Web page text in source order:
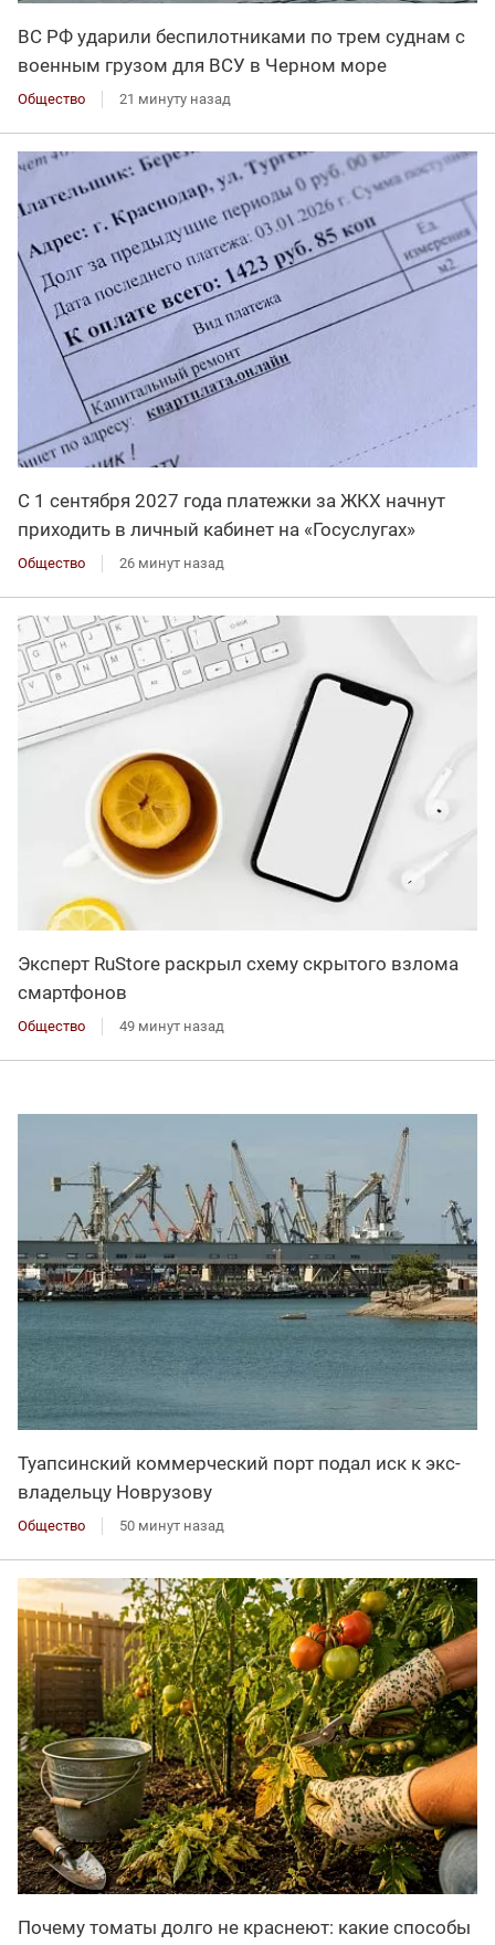
ВС РФ ударили беспилотниками по трем суднам с
военным грузом для ВСУ в Черном море
Общество 21 минуту назад
С 1 сентября 2027 года платежки за ЖКХ начнут
приходить в личный кабинет на «Госуслугах»
Общество 26 минут назад
Эксперт RuStore раскрыл схему скрытого взлома
смартфонов
Общество 49 минут назад
Туапсинский коммерческий порт подал иск к экс-
владельцу Новрузову
Общество 50 минут назад
Почему томаты долго не краснеют: какие способы